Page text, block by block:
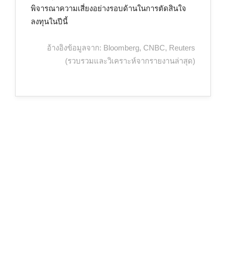
พิจารณาความเสี่ยงอย่างรอบด้านในการตัดสินใจ
ลงทุนในปีนี้
อ้างอิงข้อมูลจาก: Bloomberg, CNBC, Reuters
(รวบรวมและวิเคราะห์จากรายงานล่าสุด)